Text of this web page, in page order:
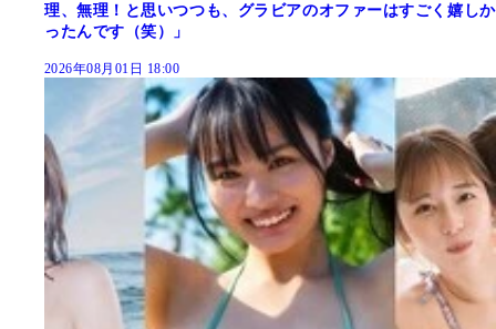
理、無理！と思いつつも、グラビアのオファーはすごく嬉しか
ったんです（笑）」
2026年08月01日 18:00